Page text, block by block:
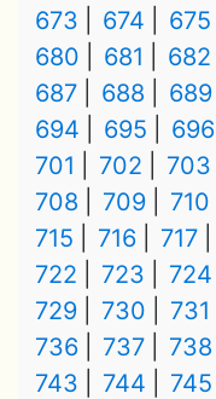
673
674 675
680
681 682
687
688 689
694
695 696
701
702 703
708
709 710
715
716 717
722
723 724
729
730 731
736
737 738
743
744 745